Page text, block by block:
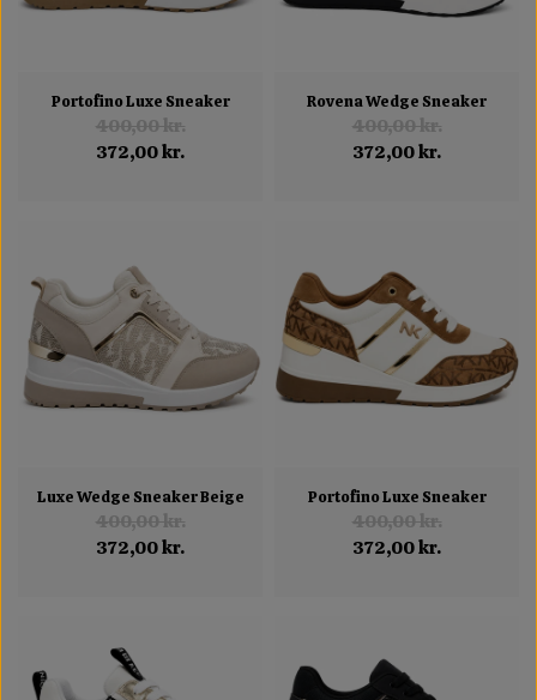
Portofino Luxe Sneaker
400,00 kr.
372,00 kr.
Rovena Wedge Sneaker
400,00 kr.
372,00 kr.
Luxe Wedge Sneaker Beige
400,00 kr.
372,00 kr.
Portofino Luxe Sneaker
400,00 kr.
372,00 kr.